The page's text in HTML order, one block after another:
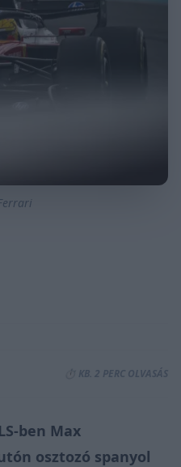
⏱️ KB. 2 PERC OLVASÁS
ben Max
osztozó spanyol